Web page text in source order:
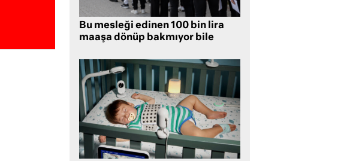
Bu mesleği edinen 100 bin lira
maaşa dönüp bakmıyor bile